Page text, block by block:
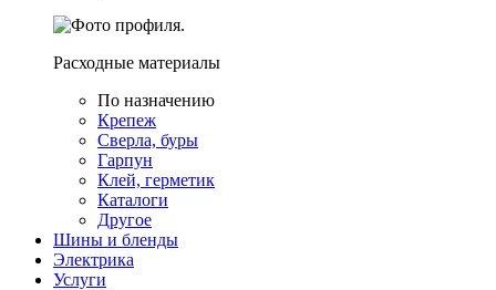
Расходные материалы
По назначению
Крепеж
Сверла, буры
Гарпун
Клей, герметик
Каталоги
Другое
Шины и бленды
Электрика
Услуги